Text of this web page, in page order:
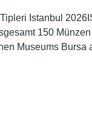
Istanbul
150
Museums